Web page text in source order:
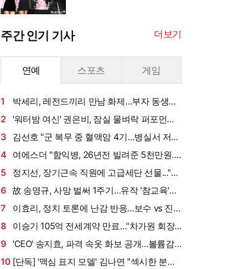
주간 인기 기사 더보기
연예 스포츠 게임
1
박세리, 레전드끼리 만남 화제…부자 동생에
게 밥 샀다가 '반전'
2
'워터밤 여신' 권은비, 잠실 물벼락 퍼포먼스
'후끈'…두산 승리요정 등극
3
김선호 "군 복무 중 혈액암 4기…병실서 저만
살아남았다" (내 남은 연애)
4
여에스더 "함익병, 26년전 빌려준 5천만원...
그덕에 사업 시작" (동상이몽2)[종합]
5
정지선, 장기근속 직원에 고급세단 선물..."차
부담되면 명품백도 가능" (사당귀)[전일야화]
6 故 송영규, 사망 벌써 1주기…유작 '참교육'서
묵직한 존재감
7
이효리, 정치 토론에 난감 반응…보수 vs 진
보 사연에 "빠지면 안 될까요?"
8
이승기 105억 전세계약 만료…"차가원 회장,
보증금 안 주면 법적 조치"
9
'CEO' 송지효, 파격 속옷 화보 공개…볼륨감·
라인 모두 '퍼펙트'
10 [단독] '맥심 표지 모델' 김나연 "섹시한 분들